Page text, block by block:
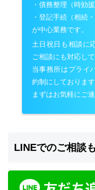
・債務整理（時効
・登記手続（相続
が中心業務です。
土日祝日も相談に
ご相談にも対応して
当事務所はプライ
約制にしております
まずはお気軽にご連
LINEでのご相談